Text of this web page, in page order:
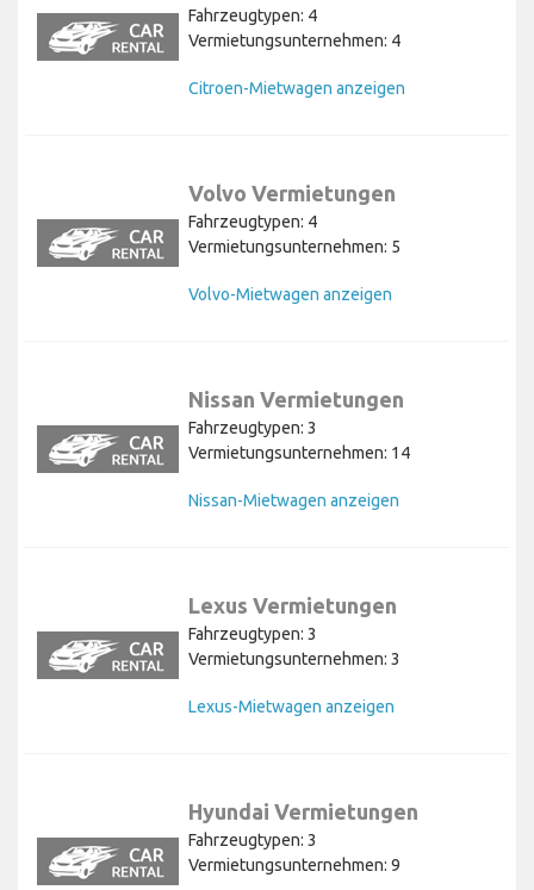
Fahrzeugtypen: 4
Vermietungsunternehmen: 4
Citroen-Mietwagen anzeigen
Volvo Vermietungen
Fahrzeugtypen: 4
Vermietungsunternehmen: 5
Volvo-Mietwagen anzeigen
Nissan Vermietungen
Fahrzeugtypen: 3
Vermietungsunternehmen: 14
Nissan-Mietwagen anzeigen
Lexus Vermietungen
Fahrzeugtypen: 3
Vermietungsunternehmen: 3
Lexus-Mietwagen anzeigen
Hyundai Vermietungen
Fahrzeugtypen: 3
Vermietungsunternehmen: 9